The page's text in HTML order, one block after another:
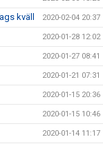
kväll 2020-02-04 20:37
2020-01-28 12:02
2020-01-27 08:41
2020-01-21 07:31
2020-01-15 20:36
2020-01-15 10:46
2020-01-14 11:17